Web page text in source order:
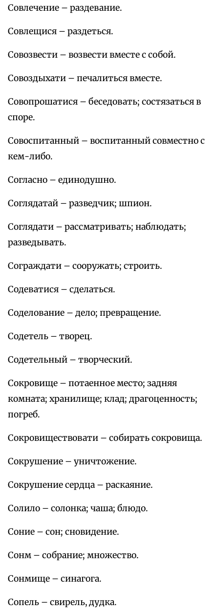
Совлечение – раздевание.
Совлещися – раздеться.
Совозвести – возвести вместе с собой.
Совоздыхати – печалиться вместе.
Совопрошатися – беседовать; состязаться в
споре.
Совоспитанный – воспитанный совместно с
кем-либо.
Согласно – единодушно.
Соглядатай – разведчик; шпион.
Соглядати – рассматривать; наблюдать;
разведывать.
Сограждати – сооружать; строить.
Содеватися – сделаться.
Соделование – дело; превращение.
Содетель – творец.
Содетельный – творческий.
Сокровище – потаенное место; задняя
комната; хранилище; клад; драгоценность;
погреб.
Сокровиществовати – собирать сокровища.
Сокрушение – уничтожение.
Сокрушение сердца – раскаяние.
Солило – солонка; чаша; блюдо.
Соние – сон; сновидение.
Сонм – собрание; множество.
Сонмище – синагога.
Сопель – свирель, дудка.